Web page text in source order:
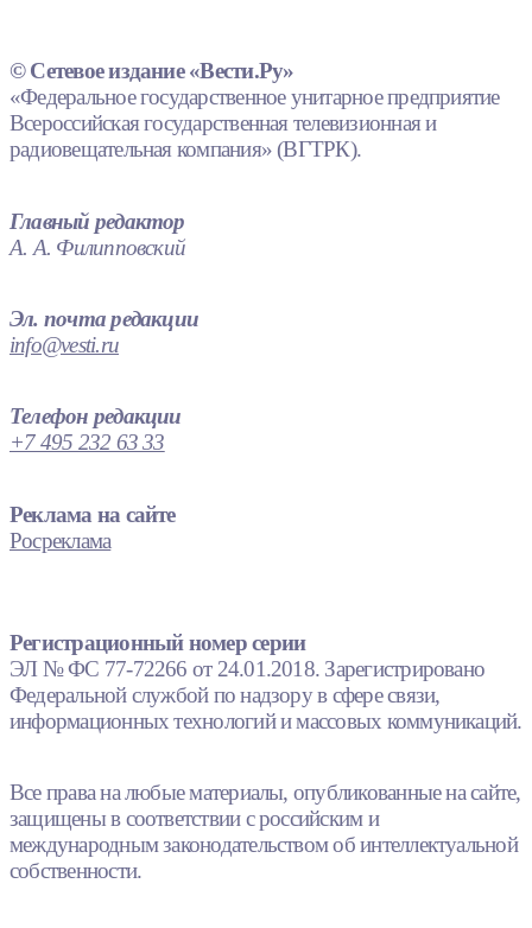
© Сетевое издание «Вести.Ру»
«Федеральное государственное унитарное предприятие
Всероссийская государственная телевизионная и
радиовещательная компания» (ВГТРК).
Главный редактор
А. А. Филипповский
Эл. почта редакции
info@vesti.ru
Телефон редакции
+7 495 232 63 33
Реклама на сайте
Росреклама
Регистрационный номер серии
ЭЛ № ФС 77-72266 от 24.01.2018. Зарегистрировано
Федеральной службой по надзору в сфере связи,
информационных технологий и массовых коммуникаций.
Все права на любые материалы, опубликованные на сайте,
защищены в соответствии с российским и
международным законодательством об интеллектуальной
собственности.